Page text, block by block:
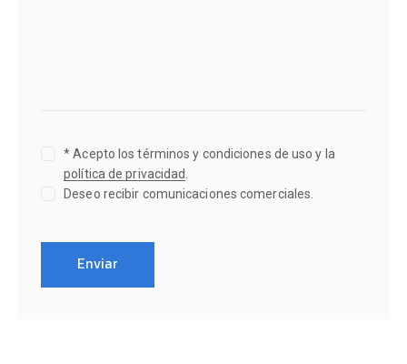
* Acepto los términos y condiciones de uso y la
política de privacidad
Deseo recibir comunicaciones comerciales.